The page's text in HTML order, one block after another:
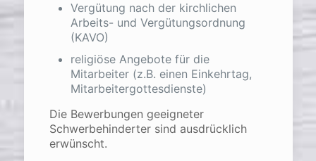
Vergütung nach der kirchlichen
Arbeits- und Vergütungsordnung
(KAVO)
religiöse Angebote für die
Mitarbeiter (z.B. einen Einkehrtag,
Mitarbeitergottesdienste)
Die Bewerbungen geeigneter
Schwerbehinderter sind ausdrücklich
erwünscht.